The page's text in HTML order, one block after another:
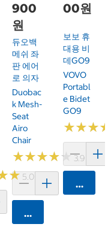
★
★5.0 (4)
기
900
원
듀오백
메쉬 좌
판 에어
로 의자
Duobac
K Mesh-
Seat
Airo
Chair
★★★★★
★★★★★3.9 (13)
카트에 담기
00원
보보 휴
대용 비
데GO9
VOVO
Portabl
E Bidet
GO9
★★★
★★★
카트에